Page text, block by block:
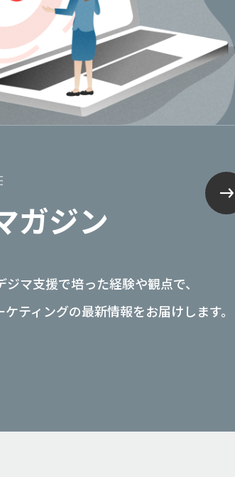
ガジン
マ支援で培った経験や観点で、
ティングの最新情報をお届けします。